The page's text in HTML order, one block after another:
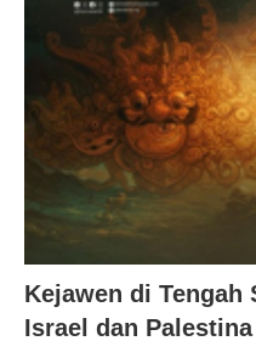
Kejawen di Tengah
Israel dan Palestina